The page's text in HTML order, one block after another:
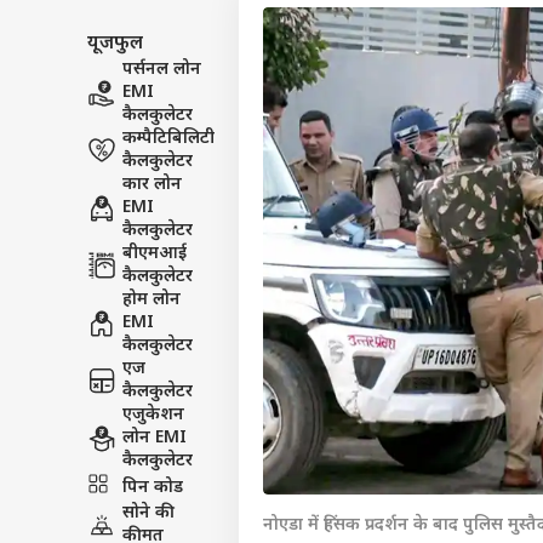
यूजफुल
पर्सनल लोन
EMI
कैलकुलेटर
कम्पैटिबिलिटी
कैलकुलेटर
कार लोन
EMI
कैलकुलेटर
बीएमआई
कैलकुलेटर
होम लोन
EMI
कैलकुलेटर
एज
कैलकुलेटर
एजुकेशन
लोन EMI
कैलकुलेटर
पिन कोड
सोने की
कीमत
नोएडा में हिंसक प्रदर्शन के बाद पुलिस
हॅलो गेस्ट